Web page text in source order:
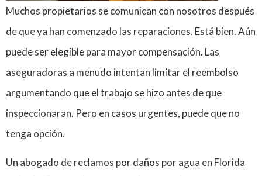
Muchos propietarios se comunican con nosotros después
de que ya han comenzado las reparaciones. Está bien. Aún
puede ser elegible para mayor compensación. Las
aseguradoras a menudo intentan limitar el reembolso
argumentando que el trabajo se hizo antes de que
inspeccionaran. Pero en casos urgentes, puede que no
tenga opción.
Un abogado de reclamos por daños por agua en Florida